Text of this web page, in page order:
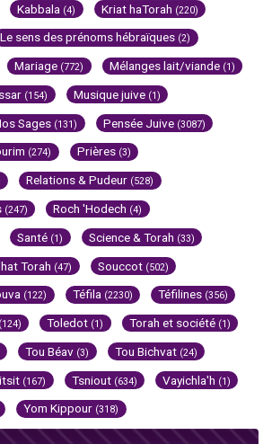
Kabbala (4) Kriat haTorah (220)
Le sens des prénoms hébraïques (2)
Mariage (772) Mélanges lait/viande (1)
(154) Musique juive (1)
Sages (131) Pensée Juive (3087)
(274) Prières (3)
Relations & Pudeur (528)
(247) Roch 'Hodech (4)
Santé (1) Science & Torah (33)
Torah (47) Souccot (502)
(122) Téfila (2230) Téfilines (356)
(124) Toledot (1) Torah et société (1)
Tou Béav (3) Tou Bichvat (24)
(167) Tsniout (634) Vayichla'h (1)
Yom Kippour (318)